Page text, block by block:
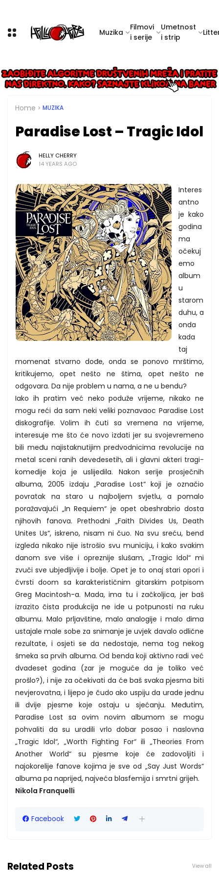
Muzika
Filmovi
i serije
Umetnost
i strip
Home MUZIKA
Paradise Lost – Tragic Idol
HELLY CHERRY
14 YEARS AGO
Interes
antno
je kako
godina
ma
očekuj
emo
album
u
starom
duhu, a
onda
kada
taj
momenat stvarno dođe, onda se ponovo mrštimo,
kritikujemo, opet nešto ne štima, opet nešto ne
odgovara. Da nije problem u nama, a ne u bendu?
Iako ih pratim već neko poduže vrijeme, nikako ne
mogu reći da sam neki veliki poznavaoc Paradise Lost
diskografije. Volim ih čuti sa vremena na vrijeme,
interesuje me što će novo izdati jer su svojevremeno
bili među najistaknutijim predvodnicima revolucije na
metal sceni ranih devedesetih, ali i glavni akteri tragi-
komedije koja je uslijedila. Nakon serije prosječnih
albuma, 2005 izdaju „Paradise Lost“ koji je označio
povratak na staro u najboljem svjetlu, a pomalo
poražavajući „In Requiem“ je opet obeshrabrio dosta
njihovih fanova. Prethodni „Faith Divides Us, Death
Unites Us“, iskreno, nisam ni čuo. Na svu sreću, bend
izgleda nikako nije istrošio svu municiju, i kako svakim
danom sve više i opreznije slušam, „Tragic Idol“ mi
zvuči sve ubjedljivije i bolje. Opet je to onaj stari opori i
čvrsti doom sa karakterističnim gitarskim potpisom
Greg Macintosh-a. Mada, ima tu i začkoljica, jer baš
izrazito čista produkcija ne ide u potpunosti na ruku
albumu. Malo prljavštine, malo analogije i malo dima
ustajale male sobe za snimanje je uvjek davalo odlične
rezultate, i osjeti se da nedostaje, nema tog nekog
šmeka sa prvih albuma. Od benda koji aktivno radi već
dvadeset godina (zar je moguće da je toliko već
prošlo?), i nije za očekivati da će baš svaka pjesma biti
nevjerovatna, i lijepo je čudo ako uspiju da urade jednu
ili dvije pjesme koje ostaju u sjećanju. Međutim,
Paradise Lost sa ovim novim albumom se mogu
pohvaliti da su uradili vrlo dobar posao i naslovna
„Tragic Idol“, „Worth Fighting For“ ili „Theories From
Another World“ su pjesme koje će zadovoljiti i
najokorelije fanove kojima je sve od „Say Just Words“
albuma pa naprijed, najveća blasfemija i smrtni grijeh.
Nikola Franquelli
Facebook
Related Posts View all